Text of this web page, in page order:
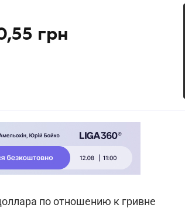
грн
по отношению к гривне